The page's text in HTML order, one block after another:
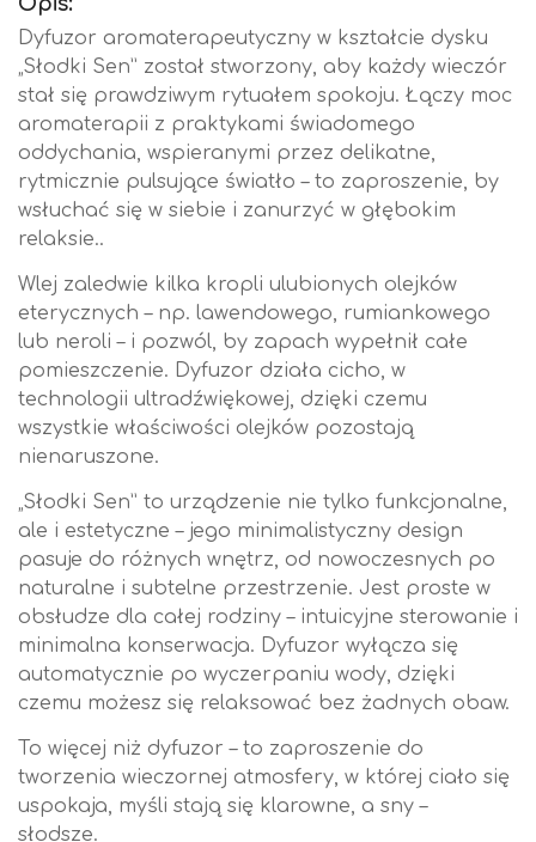
Dyfuzor aromaterapeutyczny w kształcie dysku
„Słodki Sen” został stworzony, aby każdy wieczór
stał się prawdziwym rytuałem spokoju. Łączy moc
aromaterapii z praktykami świadomego
oddychania, wspieranymi przez delikatne,
rytmicznie pulsujące światło – to zaproszenie, by
wsłuchać się w siebie i zanurzyć w głębokim
relaksie..
Wlej zaledwie kilka kropli ulubionych olejków
eterycznych – np. lawendowego, rumiankowego
lub neroli – i pozwól, by zapach wypełnił całe
pomieszczenie. Dyfuzor działa cicho, w
technologii ultradźwiękowej, dzięki czemu
wszystkie właściwości olejków pozostają
nienaruszone.
„Słodki Sen” to urządzenie nie tylko funkcjonalne,
ale i estetyczne – jego minimalistyczny design
pasuje do różnych wnętrz, od nowoczesnych po
naturalne i subtelne przestrzenie. Jest proste w
obsłudze dla całej rodziny – intuicyjne sterowanie i
minimalna konserwacja. Dyfuzor wyłącza się
automatycznie po wyczerpaniu wody, dzięki
czemu możesz się relaksować bez żadnych obaw.
To więcej niż dyfuzor – to zaproszenie do
tworzenia wieczornej atmosfery, w której ciało się
uspokaja, myśli stają się klarowne, a sny –
słodsze.